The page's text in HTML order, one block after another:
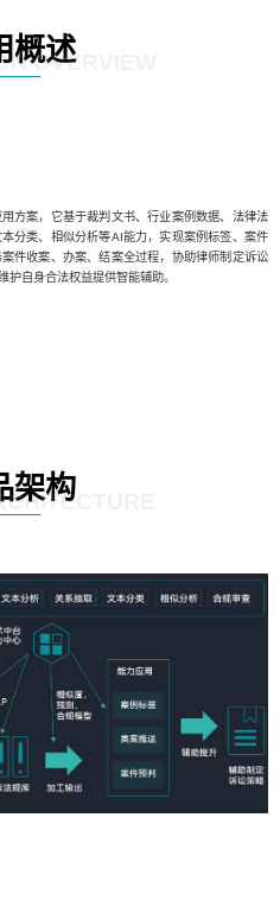
概述
OVERVIEW
方案，它基于裁判文书、行业案例数据、法律法
分类、相似分析等AI能力，实现案例标签、案件
件收案、办案、结案全过程，协助律师制定诉讼
护自身合法权益提供智能辅助。
架构